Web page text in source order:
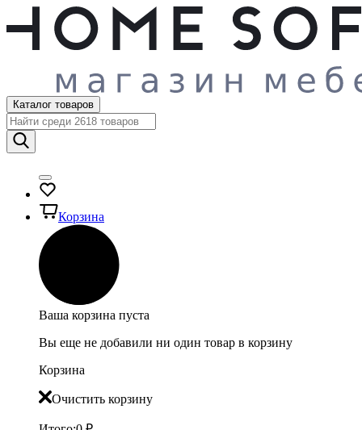
Каталог товаров
Корзина
Ваша корзина пуста
Вы еще не добавили ни один товар в корзину
Корзина
Очистить корзину